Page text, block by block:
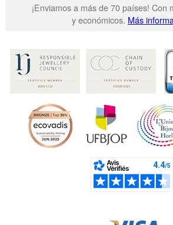
¡Enviamos a más de 70 países! Con
y económicos. Más